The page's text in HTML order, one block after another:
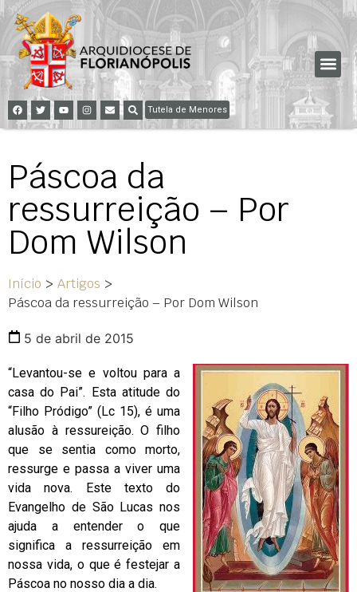
Tutela de Menores
Páscoa da
ressurreição – Por
Dom Wilson
Início > Artigos >
Páscoa da ressurreição – Por Dom Wilson
5 de abril de 2015
“Levantou-se e voltou para a
casa do Pai”. Esta atitude do
“Filho Pródigo” (Lc 15), é uma
alusão à ressureição. O filho
que se sentia como morto,
ressurge e passa a viver uma
vida nova. Este texto do
Evangelho de São Lucas nos
ajuda a entender o que
significa a ressurreição em
nossa vida, o que é festejar a
Páscoa no nosso dia a dia.